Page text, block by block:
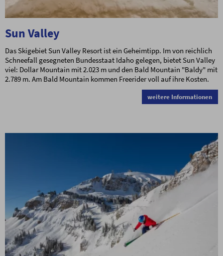
Sun Valley
Das Skigebiet Sun Valley Resort ist ein Geheimtipp. Im von reichlich
Schneefall gesegneten Bundesstaat Idaho gelegen, bietet Sun Valley
viel: Dollar Mountain mit 2.023 m und den Bald Mountain "Baldy" mit
2.789 m. Am Bald Mountain kommen Freerider voll auf ihre Kosten.
weitere Informationen